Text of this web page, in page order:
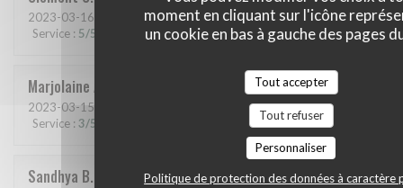
moment en cliquant sur l'icône
un cookie en bas à gauche des pages
Tout accepter
Tout refuser
Personnaliser
Politique de protection des données à caractère
2023-03-16 - 21:00 - Couverts 6
Service : 5/5 Ambiance: 5/5 Cuisine: 5/5 Qualité / Prix:5/5
Marjolaine A
2023-03-15
Service : 3/5 /5 Qualité / Prix 4
Sandhya B